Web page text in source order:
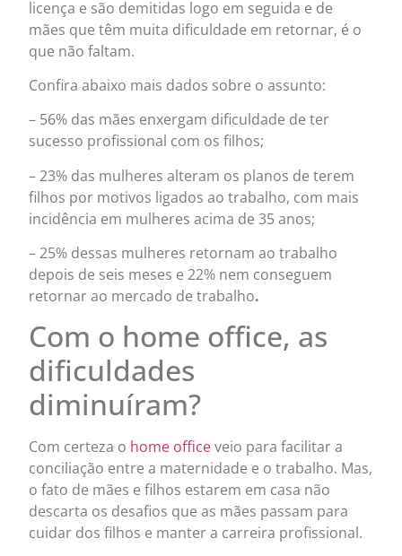
licença e são demitidas logo em seguida e de
mães que têm muita dificuldade em retornar, é o
que não faltam.
Confira abaixo mais dados sobre o assunto:
– 56% das mães enxergam dificuldade de ter
sucesso profissional com os filhos;
– 23% das mulheres alteram os planos de terem
filhos por motivos ligados ao trabalho, com mais
incidência em mulheres acima de 35 anos;
– 25% dessas mulheres retornam ao trabalho
depois de seis meses e 22% nem conseguem
retornar ao mercado de trabalho.
Com o home office, as
dificuldades
diminuíram?
Com certeza o home officeveio para facilitar a
conciliação entre a maternidade e o trabalho. Mas,
o fato de mães e filhos estarem em casa não
descarta os desafios que as mães passam para
cuidar dos filhos e manter a carreira profissional.